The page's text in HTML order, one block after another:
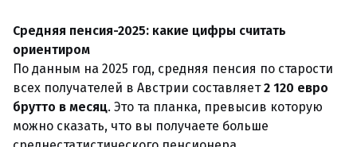
Средняя пенсия-2025: какие цифры считать
ориентиром
По данным на 2025 год, средняя пенсия по старости
всех получателей в Австрии составляет2 120 евро
брутто в месяц. Это та планка, превысив которую
можно сказать, что вы получаете больше